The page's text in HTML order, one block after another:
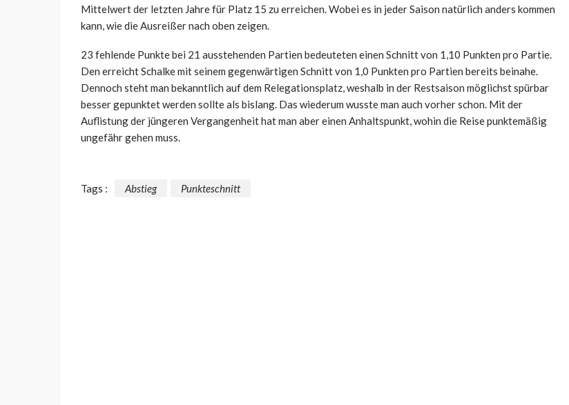
Mittelwert der letzten Jahre für Platz 15 zu erreichen. Wobei es in jeder Saison natürlich anders kommen
kann, wie die Ausreißer nach oben zeigen.
23 fehlende Punkte bei 21 ausstehenden Partien bedeuteten einen Schnitt von 1,10 Punkten pro Partie.
Den erreicht Schalke mit seinem gegenwärtigen Schnitt von 1,0 Punkten pro Partien bereits beinahe.
Dennoch steht man bekanntlich auf dem Relegationsplatz, weshalb in der Restsaison möglichst spürbar
besser gepunktet werden sollte als bislang. Das wiederum wusste man auch vorher schon. Mit der
Auflistung der jüngeren Vergangenheit hat man aber einen Anhaltspunkt, wohin die Reise punktemäßig
ungefähr gehen muss.
Tags : Abstieg Punkteschnitt